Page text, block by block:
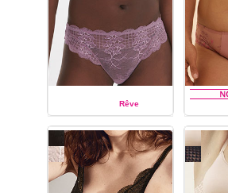
Rêve
SIMONE PÉRÈLE